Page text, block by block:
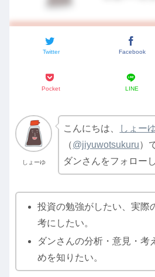
Twitter Facebook
Pocket LINE
しょーゆ
こんにちは、
しょー
（@jiyuwotsukuru）
ダンさんをフォロー
投資の勉強がしたい、実際
考にしたい。
ダンさんの分析・意見・考
めを知りたい。